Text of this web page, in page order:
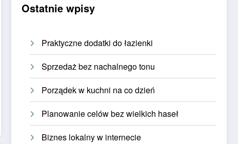
Ostatnie wpisy
Praktyczne dodatki do łazienki
Sprzedaż bez nachalnego tonu
Porządek w kuchni na co dzień
Planowanie celów bez wielkich haseł
Biznes lokalny w internecie